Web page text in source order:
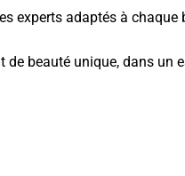
experts adaptés à chaque
de beauté unique, dans un